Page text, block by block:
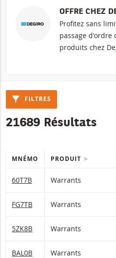
OFFRE CHEZ
Profitez sans
passage d'ordre
produits chez
FILTRES
21689 Résultats
MNÉMO PRODUIT
60T7B Warrants
FG7TB Warrants
5ZK8B Warrants
BAL0B Warrants